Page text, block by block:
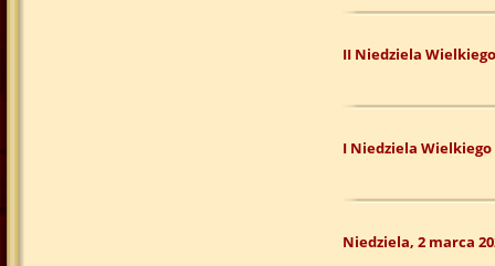
II Niedziela
I Niedziela Wielkiego
Niedziela, 2 marca